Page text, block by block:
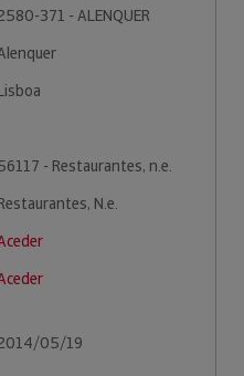
371 - ALENQUER
- Restaurantes, n.e.
N.e.
05/19